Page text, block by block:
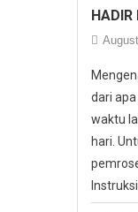
HADIR
dari
waktu
hari.